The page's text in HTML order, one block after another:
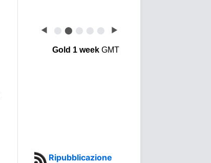
◀ ⬤ ⬤ ⬤ ⬤ ⬤ ▶
Gold 1 weekGMT
Ripubblicazione